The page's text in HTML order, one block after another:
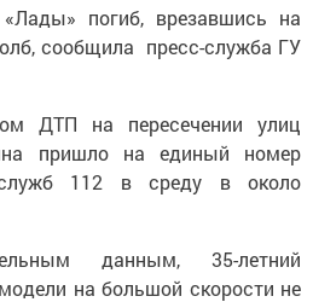
погиб, врезавшись на
сообщила пресс-служба ГУ
ДТП на пересечении улиц
пришло на единый номер
112 в среду в около
данным, 35-летний
на большой скорости не